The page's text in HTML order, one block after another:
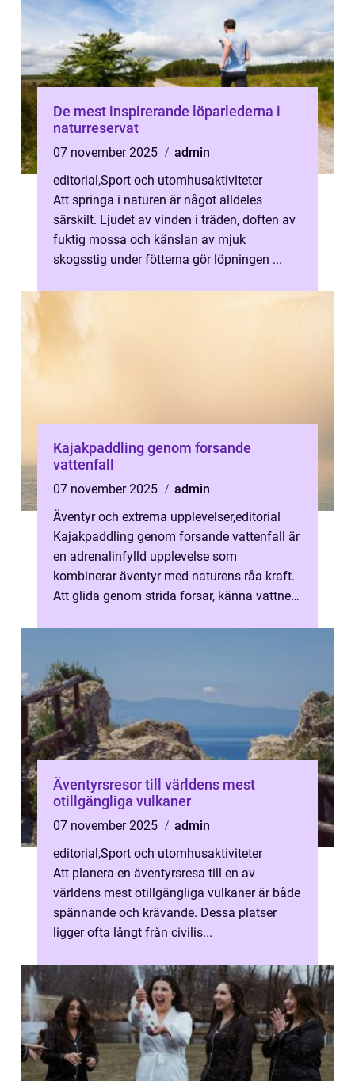
De mest inspirerande löparlederna i
naturreservat
07 november 2025
admin
editorial,Sport och utomhusaktiviteter
Att springa i naturen är något alldeles
särskilt. Ljudet av vinden i träden, doften av
fuktig mossa och känslan av mjuk
skogsstig under fötterna gör löpningen ...
Kajakpaddling genom forsande
vattenfall
07 november 2025
admin
Äventyr och extrema upplevelser,editorial
Kajakpaddling genom forsande vattenfall är
en adrenalinfylld upplevelse som
kombinerar äventyr med naturens råa kraft.
Att glida genom strida forsar, känna vattnets
Äventyrsresor till världens mest
otillgängliga vulkaner
07 november 2025
admin
editorial,Sport och utomhusaktiviteter
Att planera en äventyrsresa till en av
världens mest otillgängliga vulkaner är både
spännande och krävande. Dessa platser
ligger ofta långt från civilis...